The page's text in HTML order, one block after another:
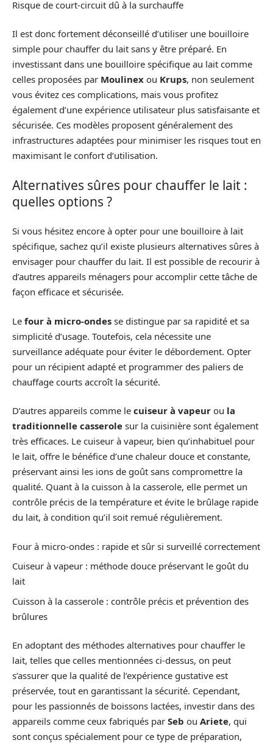
Risque de court-circuit dû à la surchauffe
Il est donc fortement déconseillé d’utiliser une bouilloire
simple pour chauffer du lait sans y être préparé. En
investissant dans une bouilloire spécifique au lait comme
celles proposées par Moulinex ou Krups, non seulement
vous évitez ces complications, mais vous profitez
également d’une expérience utilisateur plus satisfaisante et
sécurisée. Ces modèles proposent généralement des
infrastructures adaptées pour minimiser les risques tout en
maximisant le confort d’utilisation.
Alternatives sûres pour chauffer le lait :
quelles options ?
Si vous hésitez encore à opter pour une bouilloire à lait
spécifique, sachez qu’il existe plusieurs alternatives sûres à
envisager pour chauffer du lait. Il est possible de recourir à
d’autres appareils ménagers pour accomplir cette tâche de
façon efficace et sécurisée.
Le four à micro-ondes se distingue par sa rapidité et sa
simplicité d’usage. Toutefois, cela nécessite une
surveillance adéquate pour éviter le débordement. Opter
pour un récipient adapté et programmer des paliers de
chauffage courts accroît la sécurité.
D’autres appareils comme le cuiseur à vapeur ou la
traditionnelle casserole sur la cuisinière sont également
très efficaces. Le cuiseur à vapeur, bien qu’inhabituel pour
le lait, offre le bénéfice d’une chaleur douce et constante,
préservant ainsi les ions de goût sans compromettre la
qualité. Quant à la cuisson à la casserole, elle permet un
contrôle précis de la température et évite le brûlage rapide
du lait, à condition qu’il soit remué régulièrement.
Four à micro-ondes : rapide et sûr si surveillé correctement
Cuiseur à vapeur : méthode douce préservant le goût du
lait
Cuisson à la casserole : contrôle précis et prévention des
brûlures
En adoptant des méthodes alternatives pour chauffer le
lait, telles que celles mentionnées ci-dessus, on peut
s’assurer que la qualité de l’expérience gustative est
préservée, tout en garantissant la sécurité. Cependant,
pour les passionnés de boissons lactées, investir dans des
appareils comme ceux fabriqués par Seb ou Ariete, qui
sont conçus spécialement pour ce type de préparation,